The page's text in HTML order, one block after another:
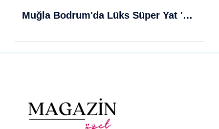
Muğla Bodrum'da Lüks Süper Yat 'Golden Odyssey' Demirledi